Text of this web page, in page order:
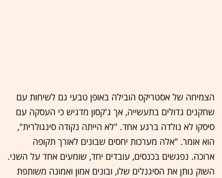
הצמיחה של אסטריקס הובילה באופן טבעי גם לשיחות עם
שחקנים גדולים בתעשייה, אך ג'קסון מדגיש כי העסקה עם
סיסקו לא נולדה ברגע אחד. "לא הייתה נקודה סינגולרית",
הוא אומר. "אלה מערכות יחסים שבונים לאורך תקופה
ארוכה. נפגשים בכנסים, עובדים יחד, שומעים אחד על השני.
השוק נותן את הסיגנלים שלו, ובונים אמון ואמונה משותפת